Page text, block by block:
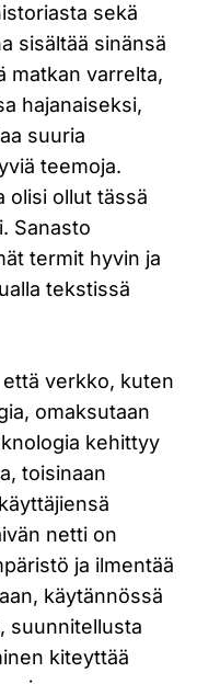
sekä
sisältää sinänsä
matkan varrelta,
hajanaiseksi,
suuria
teemoja.
olisi ollut tässä
Sanasto
termit hyvin ja
tekstissä
verkko, kuten
omaksutaan
kehittyy
toisinaan
netti on
ja ilmentää
käytännössä
suunnitellusta
kiteyttää